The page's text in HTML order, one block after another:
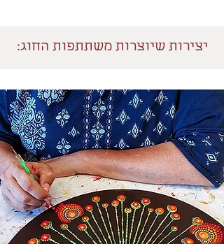
יצירות שיוצרות משתתפות החוג: